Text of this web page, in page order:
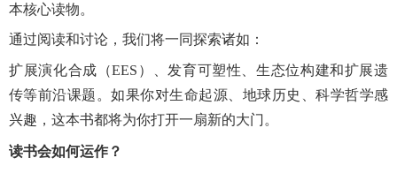
本核心读物。
通过阅读和讨论，我们将一同探索诸如：
扩展演化合成（EES ）、发育可塑性、生态位构建和扩展遗
传等前沿课题。如果你对生命起源、地球历史、科学哲学感
兴趣，这本书都将为你打开一扇新的大门。
读书会如何运作？